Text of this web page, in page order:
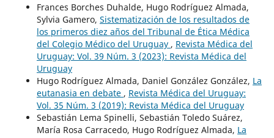
Frances Borches Duhalde, Hugo Rodríguez Almada,
Sylvia Gamero, Sistematización de los resultados de
los primeros diez años del Tribunal de Ética Médica
del Colegio Médico del Uruguay , Revista Médica del
Uruguay: Vol. 39 Núm. 3 (2023): Revista Médica del
Uruguay
Hugo Rodríguez Almada, Daniel González González, La
eutanasia en debate , Revista Médica del Uruguay:
Vol. 35 Núm. 3 (2019): Revista Médica del Uruguay
Sebastián Lema Spinelli, Sebastián Toledo Suárez,
María Rosa Carracedo, Hugo Rodríguez Almada, La